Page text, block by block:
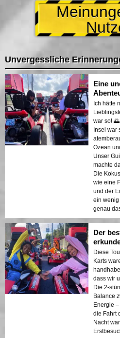
Unvergessliche
Eine
Ich hätte
war so!
Insel war
Ozean
Unser
machte
Die
wie eine
und der
ein wenig
genau
Der
Diese
Karts
dass wir
Die 2-
Balance
Energie
die Fahrt
Nacht